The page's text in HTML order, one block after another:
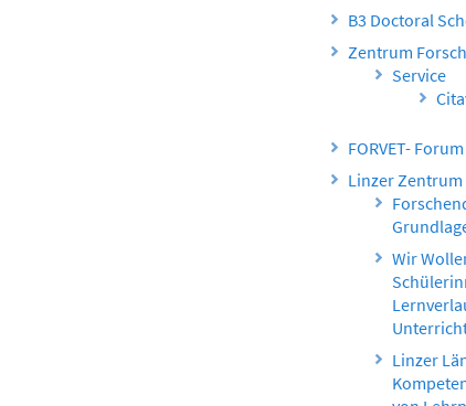
B3 Doctoral
Zentrum
Service
FORVET-
Linzer
Wir
Linzer